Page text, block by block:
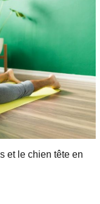
et le chien tête en